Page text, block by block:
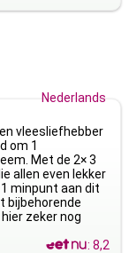
Nederlands
vleesliefhebber
om 1
Met de 2× 3
allen even lekker
minpunt aan dit
bijbehorende
zeker nog
:8,2